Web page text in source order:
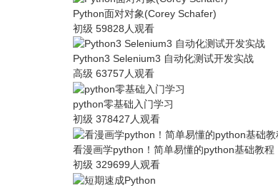
Python面对对象(Corey Schafer)
初级 59828人观看
Python3 Selenium3 自动化测试开发实战
高级 63757人观看
python零基础入门学习
初级 378427人观看
看漫画学python！简单易懂的python基础教程
初级 329699人观看